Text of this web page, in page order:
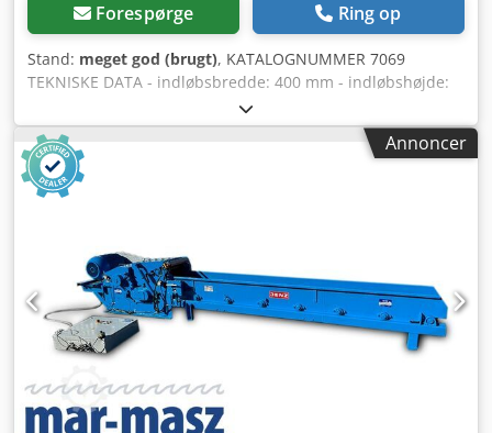
Forespørge Ring op
Stand: meget god (brugt), KATALOGNUMMER 7069
TEKNISKE DATA - indløbsbredde: 400 mm - indløbshøjde:
150 mm - akselbredde: 450 mm - akseldiameter: 550 mm -
antal knive: 2 stk. - 3 tandede transportvalser foroven og
forneden, 2×2,2 kW - elektrisk auto-revers - bakgear -
båndindføring - indføringslængde: 5100 mm Dodpfx
Agezruu Do Aeck - båndbredde: 400 mm - hovedmotor: 30
5200x560x910 mm - vægt: ca. 3000 kg – med båndindføring
– elektrisk auto-revers (med justeringsmulighed) – bakgear
– brugt flishugger, i meget god stand Nettopris: 68.900 PLN
Nettopris: 16.400 EUR afhængigt af kurs 4,2 EUR (Priser kan
variere ved større udsving)
Annoncer